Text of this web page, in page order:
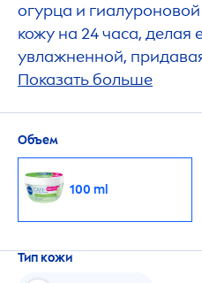
огурца и
кожу на 24 часа, делая
увлажненной,
ощущение чистоты.
Показать больше
Объем
100 ml
Тип кожи